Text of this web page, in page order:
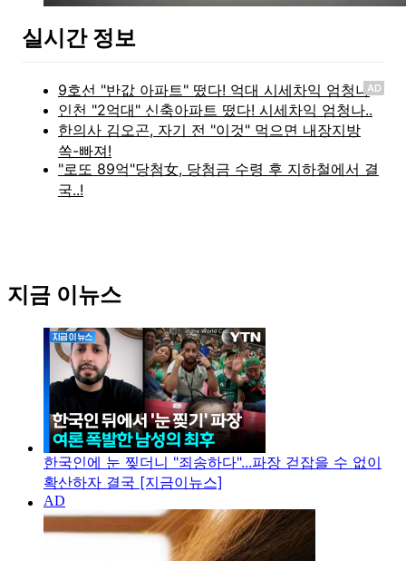
실시간 정보
AD
지금 이뉴스
한국인에 눈 찢더니 "죄송하다"...파장 걷잡을 수 없이
확산하자 결국 [지금이뉴스]